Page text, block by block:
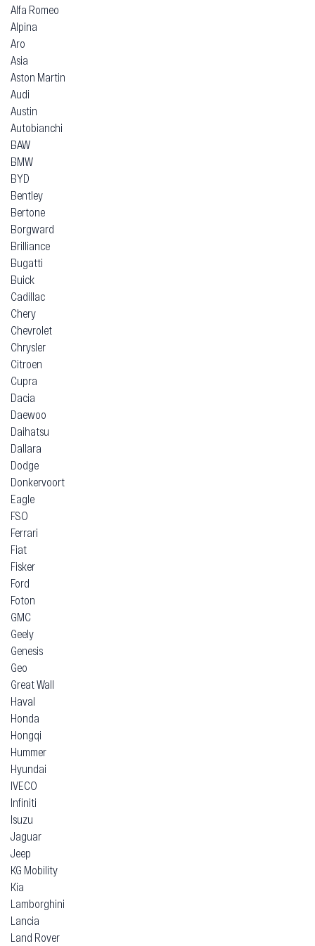
Alfa Romeo
Alpina
Aro
Asia
Aston Martin
Audi
Austin
Autobianchi
BAW
BMW
BYD
Bentley
Bertone
Borgward
Brilliance
Bugatti
Buick
Cadillac
Chery
Chevrolet
Chrysler
Citroen
Cupra
Dacia
Daewoo
Daihatsu
Dallara
Dodge
Donkervoort
Eagle
FSO
Ferrari
Fiat
Fisker
Ford
Foton
GMC
Geely
Genesis
Geo
Great Wall
Haval
Honda
Hongqi
Hummer
Hyundai
IVECO
Infiniti
Isuzu
Jaguar
Jeep
KG Mobility
Kia
Lamborghini
Lancia
Land Rover